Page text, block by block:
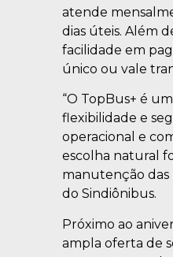
atende
dias úteis. Além
facilidade em
único ou vale
“O TopBus+ é
flexibilidade e
operacional e
escolha natural
manutenção das
do Sindiônibus.
Próximo ao
ampla oferta de